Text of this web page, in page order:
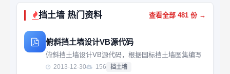
挡土墙 热门资料 查看全部 481 份 →
俯斜挡土墙设计VB源代码
俯斜挡土墙设计VB源代码，根据国标挡土墙图集编写
2013-12-30 156 挡土墙